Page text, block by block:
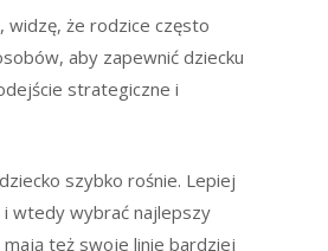
widzę, że rodzice często
aby zapewnić dziecku
strategiczne i
szybko rośnie. Lepiej
wtedy wybrać najlepszy
też swoje linie bardziej